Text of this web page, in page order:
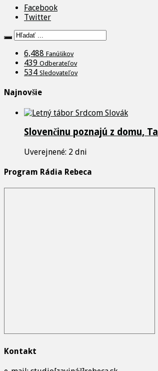
Facebook
Twitter
6,488 Fanúšikov
439 Odberateľov
534 Sledovateľov
Najnovšie
Slovenčinu poznajú z domu,
Uverejnené: 2 dni
Program Rádia Rebeca
Kontakt